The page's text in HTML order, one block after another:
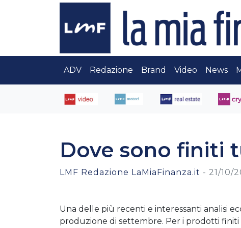
ADV Redazione Brand Video News
Dove sono finiti
LMF Redazione LaMiaFinanza.it - 21/10/
Una delle più recenti e interessanti analisi
produzione di settembre. Per i prodotti finiti